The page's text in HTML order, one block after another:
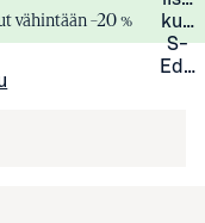
vähintään –20 %
S-